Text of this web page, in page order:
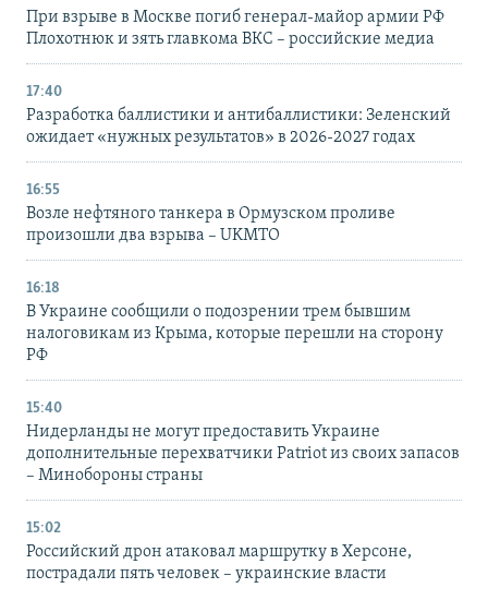
При взрыве в Москве погиб генерал-майор армии РФ
Плохотнюк и зять главкома ВКС – российские медиа
17:40
Разработка баллистики и антибаллистики: Зеленский
ожидает «нужных результатов» в 2026-2027 годах
16:55
Возле нефтяного танкера в Ормузском проливе
произошли два взрыва – UKMTO
16:18
В Украине сообщили о подозрении трем бывшим
налоговикам из Крыма, которые перешли на сторону
РФ
15:40
Нидерланды не могут предоставить Украине
дополнительные перехватчики Patriot из своих запасов
– Минобороны страны
15:02
Российский дрон атаковал маршрутку в Херсоне,
пострадали пять человек – украинские власти